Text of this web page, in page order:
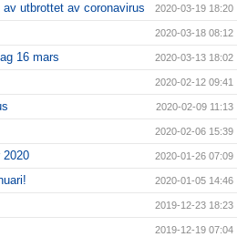
utbrottet av coronavirus 2020-03-19 18:20
2020-03-18 08:12
16 mars 2020-03-13 18:02
2020-02-12 09:41
2020-02-09 11:13
2020-02-06 15:39
2020 2020-01-26 07:09
2020-01-05 14:46
2019-12-23 18:23
2019-12-19 07:04